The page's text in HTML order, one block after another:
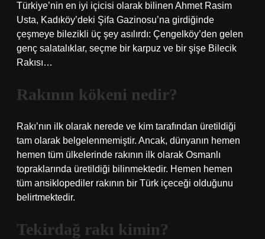
Türkiye’nin en iyi içicisi olarak bilinen Ahmet Rasim
Usta, Kadıköy’deki Şifa Gazinosu’na girdiğinde
çeşmeye bilezikli üç şey asılırdı: Çengelköy’den gelen
genç salatalıklar, seçme bir karpuz ve bir şişe Bilecik
Rakısı…
Rakının kökeni nedir?
Rakı’nın ilk olarak nerede ve kim tarafından üretildiği
tam olarak belgelenmemiştir. Ancak, dünyanın hemen
hemen tüm ülkelerinde rakının ilk olarak Osmanlı
topraklarında üretildiği bilinmektedir. Hemen hemen
tüm ansiklopediler rakının bir Türk içeceği olduğunu
belirtmektedir.
Tekirdağ rakı kimin?